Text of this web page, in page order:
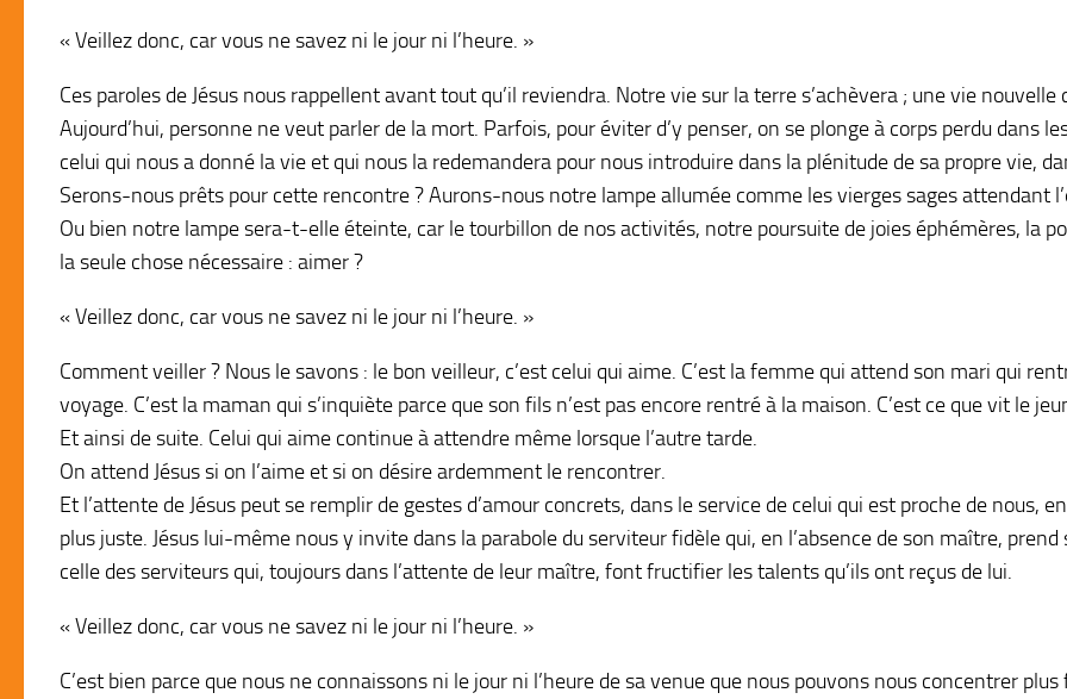
« Veillez donc, car vous ne savez ni le jour ni l’heure. »
Ces paroles de Jésus nous rappellent avant tout qu’il reviendra. Notre vie sur la terre s’achèvera ; une vie
Aujourd’hui, personne ne veut parler de la mort. Parfois, pour éviter d’y penser, on se plonge à corps perdu dans
celui qui nous a donné la vie et qui nous la redemandera pour nous introduire dans la plénitude de sa propre vie,
Serons-nous prêts pour cette rencontre ? Aurons-nous notre lampe allumée comme les vierges sages attendant
Ou bien notre lampe sera-t-elle éteinte, car le tourbillon de nos activités, notre poursuite de joies éphémères, la
la seule chose nécessaire : aimer ?
« Veillez donc, car vous ne savez ni le jour ni l’heure. »
Comment veiller ? Nous le savons : le bon veilleur, c’est celui qui aime. C’est la femme qui attend son mari qui
voyage. C’est la maman qui s’inquiète parce que son fils n’est pas encore rentré à la maison. C’est ce que vit le
Et ainsi de suite. Celui qui aime continue à attendre même lorsque l’autre tarde.
On attend Jésus si on l’aime et si on désire ardemment le rencontrer.
Et l’attente de Jésus peut se remplir de gestes d’amour concrets, dans le service de celui qui est proche de nous,
plus juste. Jésus lui-même nous y invite dans la parabole du serviteur fidèle qui, en l’absence de son maître,
celle des serviteurs qui, toujours dans l’attente de leur maître, font fructifier les talents qu’ils ont reçus de lui.
« Veillez donc, car vous ne savez ni le jour ni l’heure. »
C’est bien parce que nous ne connaissons ni le jour ni l’heure de sa venue que nous pouvons nous concentrer